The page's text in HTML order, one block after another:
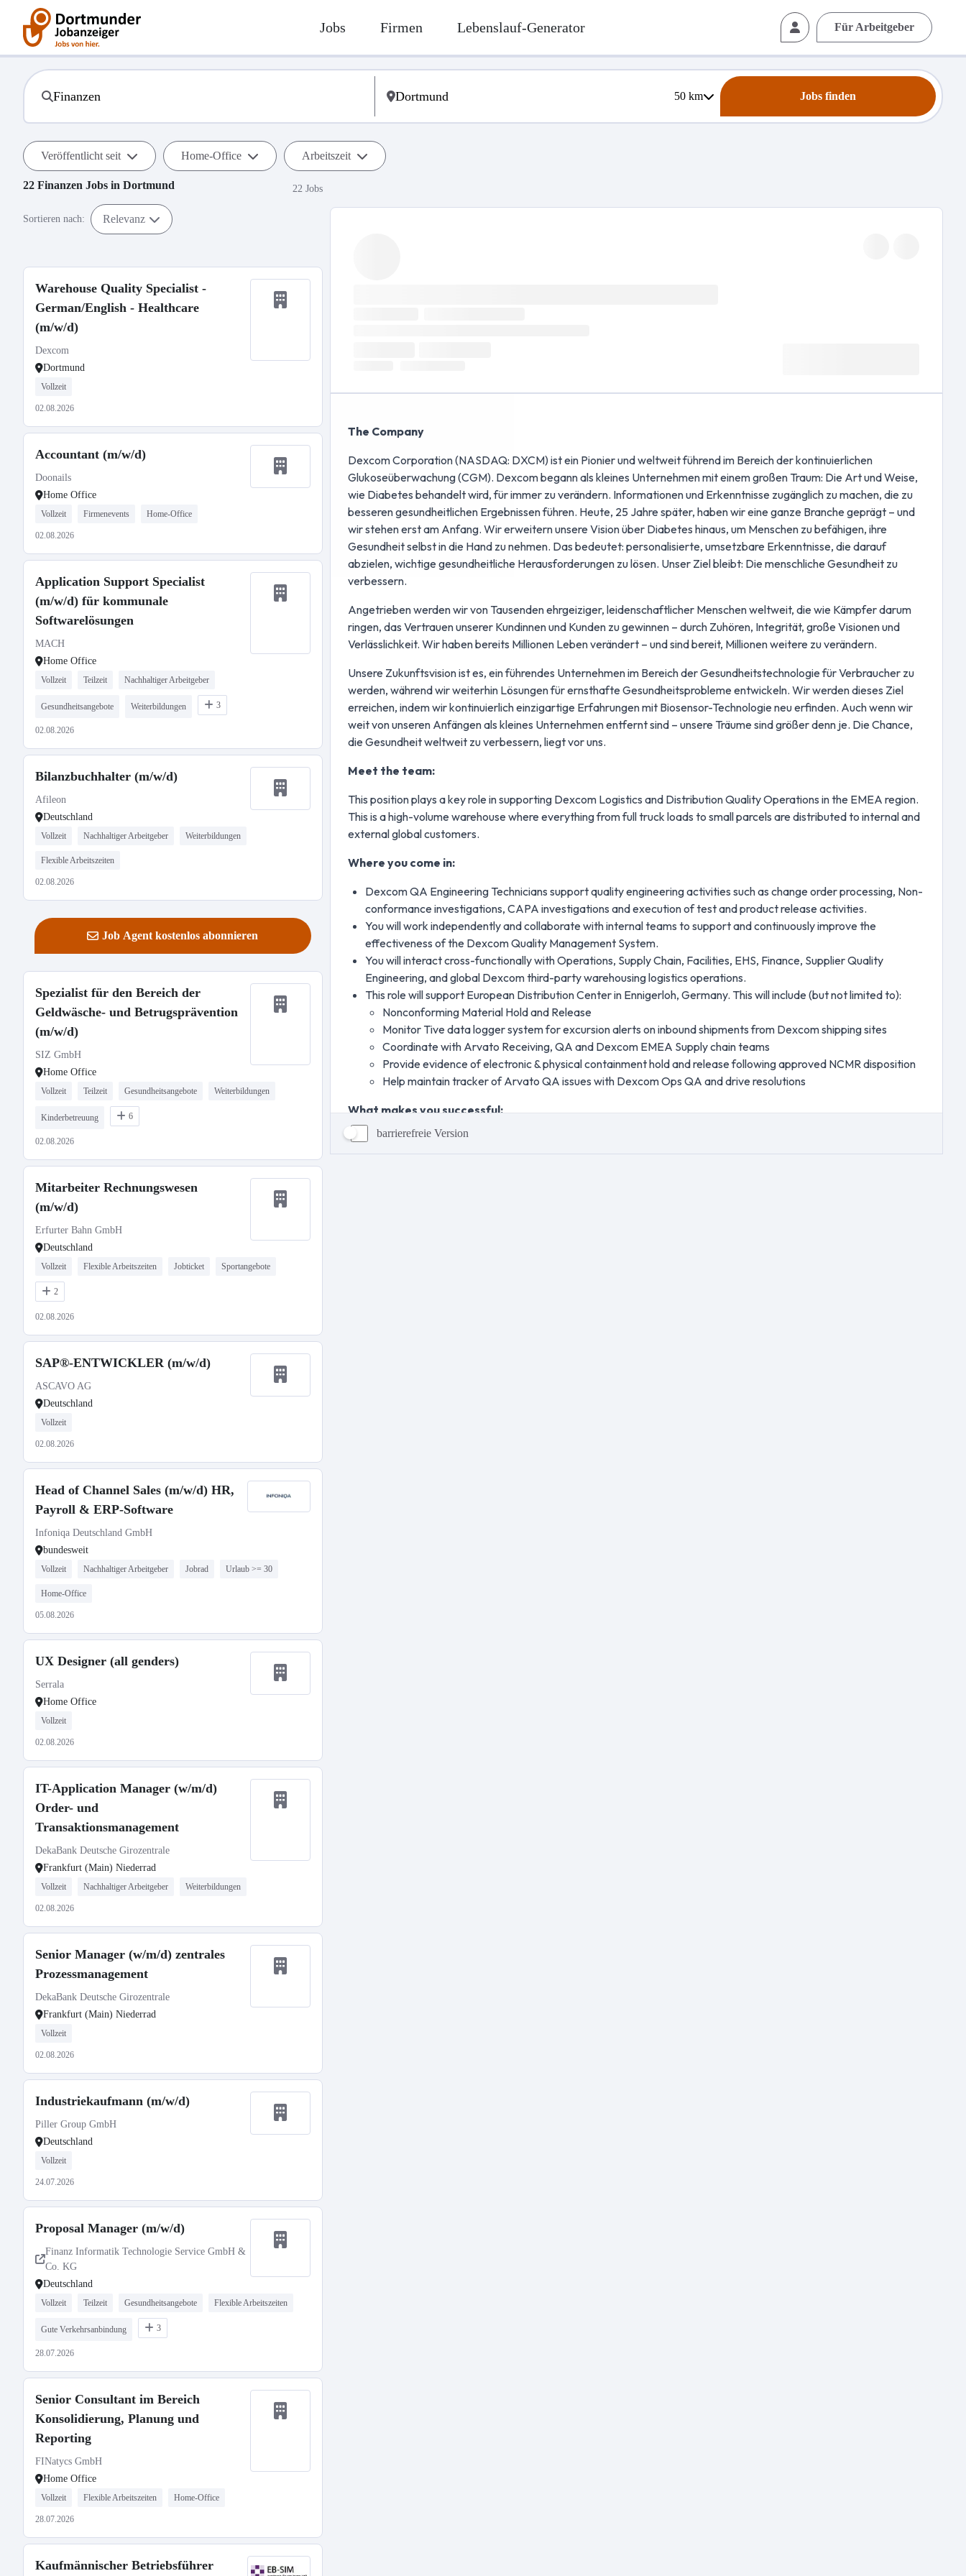
Jobs Firmen Lebenslauf-Generator Für Arbeitgeber
50km Jobs finden
Veröffentlicht seit Home-Office Arbeitszeit
22 Finanzen Jobs in Dortmund 22 Jobs
Sortieren nach: Relevanz
Warehouse Quality Specialist -
German/English - Healthcare
(m/w/d)
Dexcom
Dortmund
Vollzeit
02.08.2026
Accountant (m/w/d)
Doonails
Home Office
Vollzeit Firmenevents Home-Office
02.08.2026
Application Support Specialist
(m/w/d) für kommunale
Softwarelösungen
MACH
Home Office
Vollzeit Teilzeit Nachhaltiger Arbeitgeber
Gesundheitsangebote Weiterbildungen 3
02.08.2026
Bilanzbuchhalter (m/w/d)
Afileon
Deutschland
Vollzeit Nachhaltiger Arbeitgeber Weiterbildungen
Flexible Arbeitszeiten
02.08.2026
Job Agent kostenlos abonnieren
Spezialist für den Bereich der
Geldwäsche- und Betrugsprävention
(m/w/d)
SIZ GmbH
Home Office
Vollzeit Teilzeit Gesundheitsangebote Weiterbildungen
Kinderbetreuung 6
02.08.2026
Mitarbeiter Rechnungswesen
(m/w/d)
Erfurter Bahn GmbH
Deutschland
Vollzeit Flexible Arbeitszeiten Jobticket Sportangebote
2
02.08.2026
SAP®-ENTWICKLER (m/w/d)
ASCAVO AG
Deutschland
Vollzeit
02.08.2026
Head of Channel Sales (m/w/d) HR,
Payroll & ERP-Software
Infoniqa Deutschland GmbH
bundesweit
Vollzeit Nachhaltiger Arbeitgeber Jobrad Urlaub >= 30
Home-Office
05.08.2026
UX Designer (all genders)
Serrala
Home Office
Vollzeit
02.08.2026
IT-Application Manager (w/m/d)
Order- und
Transaktionsmanagement
DekaBank Deutsche Girozentrale
Frankfurt (Main) Niederrad
Vollzeit Nachhaltiger Arbeitgeber Weiterbildungen
02.08.2026
Senior Manager (w/m/d) zentrales
Prozessmanagement
DekaBank Deutsche Girozentrale
Frankfurt (Main) Niederrad
Vollzeit
02.08.2026
Industriekaufmann (m/w/d)
Piller Group GmbH
Deutschland
Vollzeit
24.07.2026
Proposal Manager (m/w/d)
Finanz Informatik Technologie Service GmbH &
Co. KG
Deutschland
Vollzeit Teilzeit Gesundheitsangebote Flexible Arbeitszeiten
Gute Verkehrsanbindung 3
28.07.2026
Senior Consultant im Bereich
Konsolidierung, Planung und
Reporting
FINatycs GmbH
Home Office
Vollzeit Flexible Arbeitszeiten Home-Office
28.07.2026
Kaufmännischer Betriebsführer
barrierefreie Version